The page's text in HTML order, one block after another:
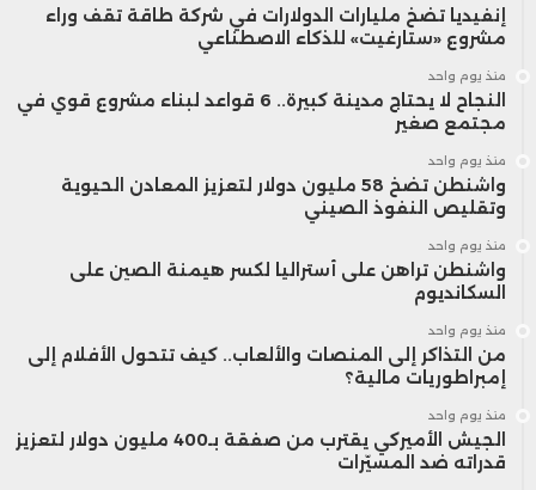
إنفيديا تضخ مليارات الدولارات في شركة طاقة تقف وراء
مشروع «ستارغيت» للذكاء الاصطناعي
منذ يوم واحد
النجاح لا يحتاج مدينة كبيرة.. 6 قواعد لبناء مشروع قوي في
مجتمع صغير
منذ يوم واحد
واشنطن تضخ 58 مليون دولار لتعزيز المعادن الحيوية
وتقليص النفوذ الصيني
منذ يوم واحد
واشنطن تراهن على أستراليا لكسر هيمنة الصين على
السكانديوم
منذ يوم واحد
من التذاكر إلى المنصات والألعاب.. كيف تتحول الأفلام إلى
إمبراطوريات مالية؟
منذ يوم واحد
الجيش الأميركي يقترب من صفقة بـ400 مليون دولار لتعزيز
قدراته ضد المسيّرات